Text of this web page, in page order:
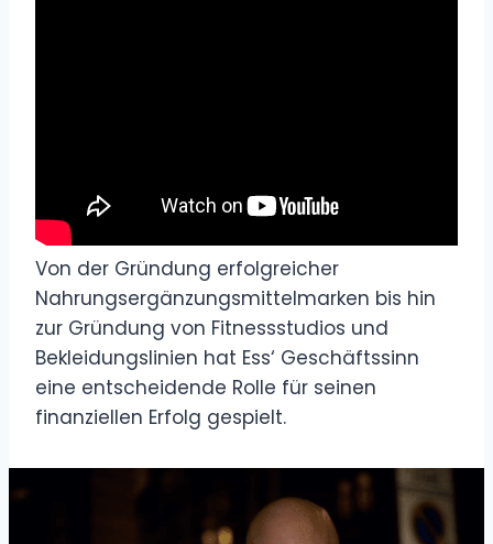
Von der Gründung erfolgreicher
Nahrungsergänzungsmittelmarken bis hin
zur Gründung von Fitnessstudios und
Bekleidungslinien hat Ess‘ Geschäftssinn
eine entscheidende Rolle für seinen
finanziellen Erfolg gespielt.